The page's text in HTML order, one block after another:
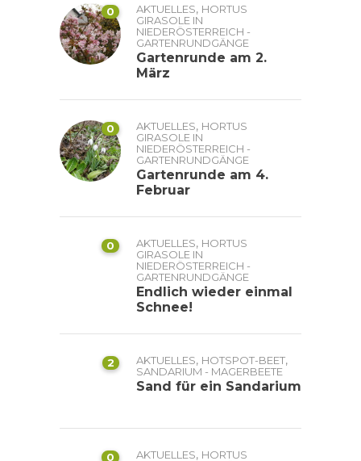
0 AKTUELLES, HORTUS
GIRASOLE IN
NIEDERÖSTERREICH -
GARTENRUNDGÄNGE
Gartenrunde am 2.
März
0 AKTUELLES, HORTUS
GIRASOLE IN
NIEDERÖSTERREICH -
GARTENRUNDGÄNGE
Gartenrunde am 4.
Februar
0 AKTUELLES, HORTUS
GIRASOLE IN
NIEDERÖSTERREICH -
GARTENRUNDGÄNGE
Endlich wieder einmal
Schnee!
2 AKTUELLES, HOTSPOT-BEET,
SANDARIUM - MAGERBEETE
Sand für ein Sandarium
0 AKTUELLES, HORTUS